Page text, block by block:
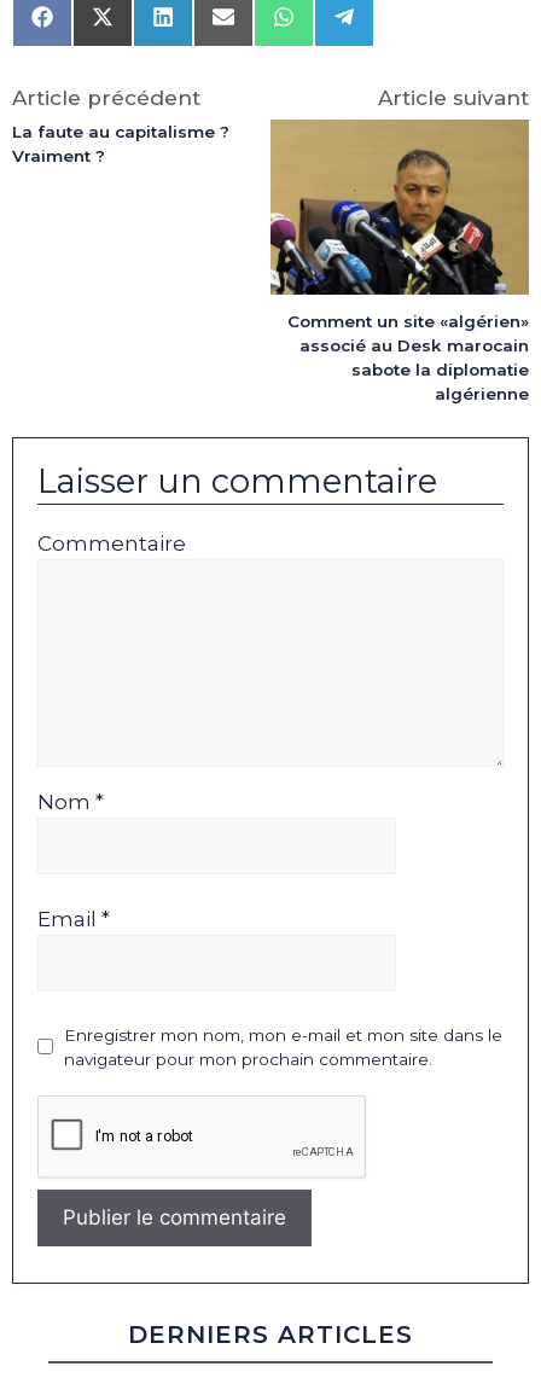
Share
on
Share
on
(Twitter)
Share
on
Share
on
Share
on
Share
on
Article précédent
La faute au capitalisme ?
Vraiment ?
Article suivant
Comment un site «algérien»
associé au Desk marocain
sabote la diplomatie
algérienne
Laisser un commentaire
Commentaire
Nom *
Email *
Enregistrer mon nom, mon e-mail et mon site dans le
navigateur pour mon prochain commentaire.
DERNIERS ARTICLES